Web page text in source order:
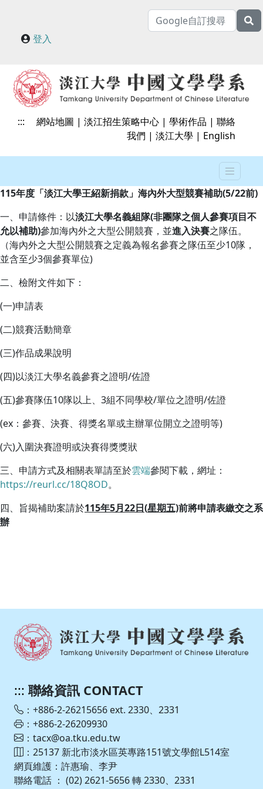
登入
::: 網站地圖 |淡江招生策略中心 |學術作品 |聯絡
我們 |淡江大學 | English
115年度「淡江大學王紹新捐款」海內外大型競賽補助(5/22前)
一、申請條件：以淡江大學名義組隊(非團隊之個人參賽項目不
允以補助)參加海內外之大型公開競賽，並進入決賽之隊伍。
（海內外之大型公開競賽之定義為報名參賽之隊伍至少10隊，
並含至少3個參賽單位)
二、檢附文件如下：
(一)申請表
(二)競賽活動簡章
(三)作品成果說明
(四)以淡江大學名義參賽之證明/佐證
(五)參賽隊伍10隊以上、3組不同學校/單位之證明/佐證
(ex：參賽、決賽、得獎名單或主辦單位開立之證明等)
(六)入圍決賽證明或決賽得獎獎狀
三、申請方式及相關表單請至於雲端參閱下載，網址：
https://reurl.cc/18Q8OD。
四、旨揭補助案請於115年5月22日(星期五)前將申請表繳交之系
辦
::: 聯絡資訊 CONTACT
：+886-2-26215656 ext. 2330、2331
：+886-2-26209930
：tacx@oa.tku.edu.tw
：25137 新北市淡水區英專路151號文學館L514室
網頁維護：許惠瑜、李尹
聯絡電話 ： (02) 2621-5656 轉 2330、2331